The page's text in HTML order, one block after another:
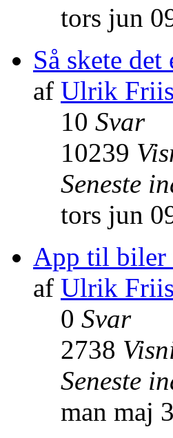
tors jun
Så skete
af Ulrik Friis
10 Svar
10239
Seneste
tors jun
App til biler
af Ulrik Friis
0 Svar
2738
Seneste
man maj